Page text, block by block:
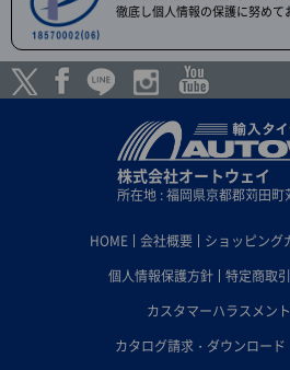
徹底し個人情報の保護に努めて
株式会社オートウェイ
所在地 : 福岡県京都郡苅田
HOME 会社概要 ショッピング
個人情報保護方針
特定商取
カスタマーハラスメン
カタログ請求・ダウンロード